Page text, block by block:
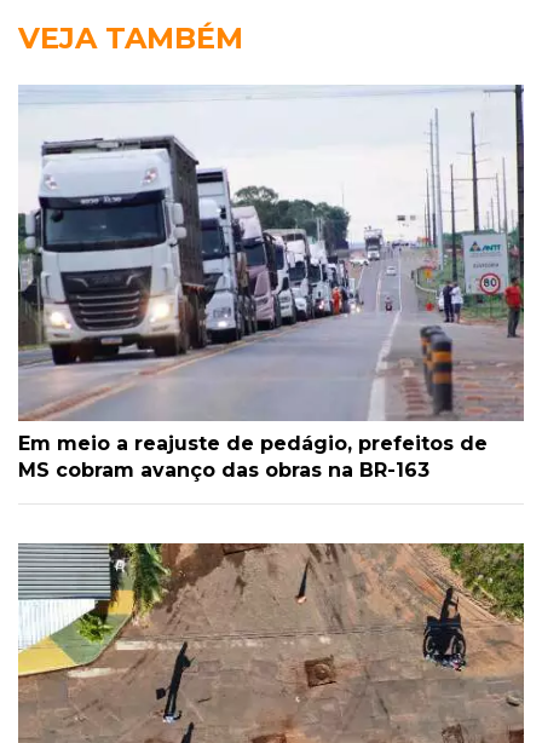
VEJA TAMBÉM
Em meio a reajuste de pedágio, prefeitos de
MS cobram avanço das obras na BR-163